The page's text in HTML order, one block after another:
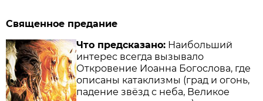
Священное предание
Что предсказано: Наибольший
интерес всегда вызывало
Откровение Иоанна Богослова, где
описаны катаклизмы (град и огонь,
падение звёзд с неба, Великое